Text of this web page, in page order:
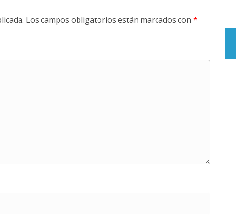
Los campos obligatorios están marcados con *